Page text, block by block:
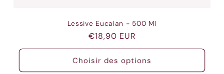
Lessive Eucalan - 500 Ml
Prix
habituel
€18,90 EUR
Choisir des options